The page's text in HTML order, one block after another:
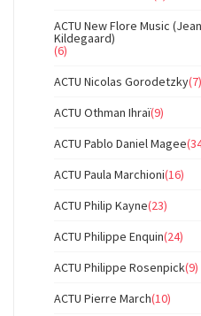
ACTU New Flore Music
Kildegaard)
(6)
ACTU Nicolas Gorodetzky(7)
ACTU Othman Ihraï(9)
ACTU Pablo Daniel Magee
ACTU Paula Marchioni(16)
ACTU Philip Kayne(23)
ACTU Philippe Enquin(24)
ACTU Philippe Rosenpick(9)
ACTU Pierre March(10)